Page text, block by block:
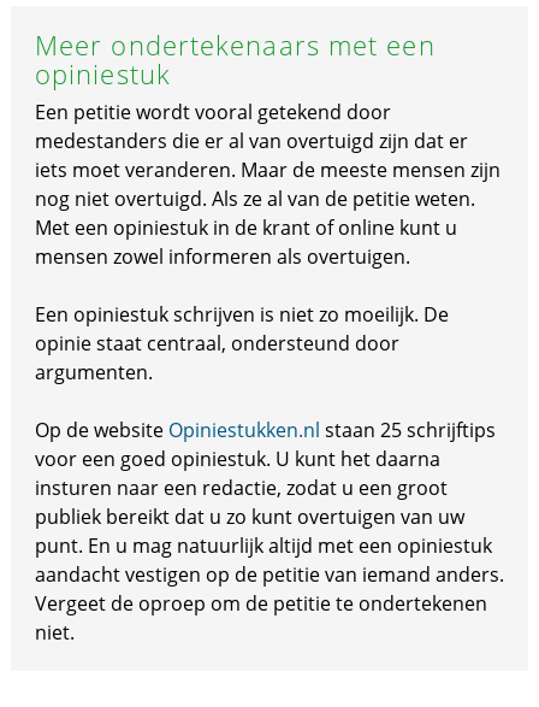
Meer ondertekenaars met een
opiniestuk
Een petitie wordt vooral getekend door
medestanders die er al van overtuigd zijn dat er
iets moet veranderen. Maar de meeste mensen zijn
nog niet overtuigd. Als ze al van de petitie weten.
Met een opiniestuk in de krant of online kunt u
mensen zowel informeren als overtuigen.
Een opiniestuk schrijven is niet zo moeilijk. De
opinie staat centraal, ondersteund door
argumenten.
Op de website Opiniestukken.nl staan 25 schrijftips
voor een goed opiniestuk. U kunt het daarna
insturen naar een redactie, zodat u een groot
publiek bereikt dat u zo kunt overtuigen van uw
punt. En u mag natuurlijk altijd met een opiniestuk
aandacht vestigen op de petitie van iemand anders.
Vergeet de oproep om de petitie te ondertekenen
niet.